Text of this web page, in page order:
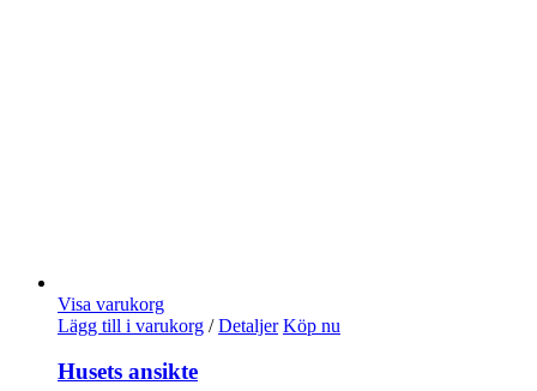
Visa varukorg
Lägg till i varukorg / Detaljer Köp nu
Husets ansikte